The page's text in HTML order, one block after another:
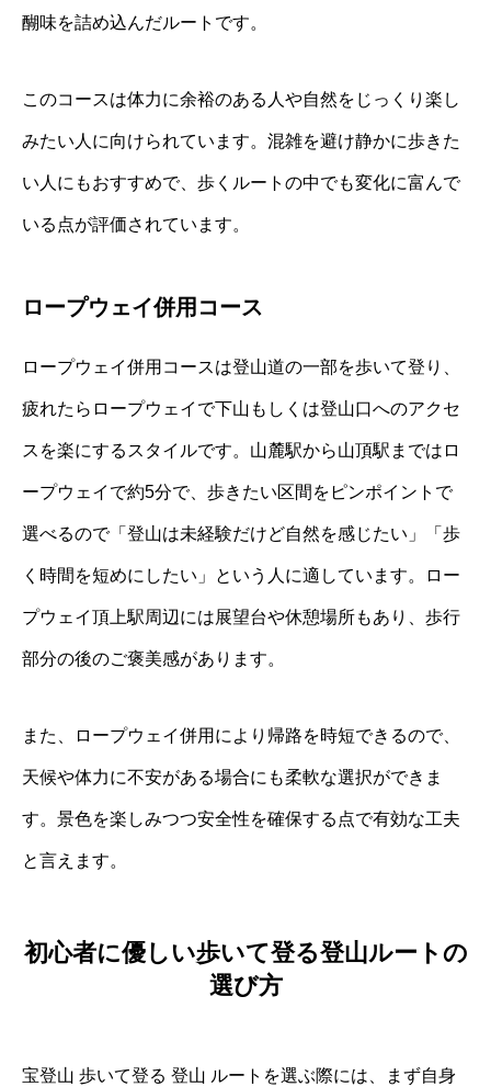
醐味を詰め込んだルートです。
このコースは体力に余裕のある人や自然をじっくり楽し
みたい人に向けられています。混雑を避け静かに歩きた
い人にもおすすめで、歩くルートの中でも変化に富んで
いる点が評価されています。
ロープウェイ併用コース
ロープウェイ併用コースは登山道の一部を歩いて登り、
疲れたらロープウェイで下山もしくは登山口へのアクセ
スを楽にするスタイルです。山麓駅から山頂駅まではロ
ープウェイで約5分で、歩きたい区間をピンポイントで
選べるので「登山は未経験だけど自然を感じたい」「歩
く時間を短めにしたい」という人に適しています。ロー
プウェイ頂上駅周辺には展望台や休憩場所もあり、歩行
部分の後のご褒美感があります。
また、ロープウェイ併用により帰路を時短できるので、
天候や体力に不安がある場合にも柔軟な選択ができま
す。景色を楽しみつつ安全性を確保する点で有効な工夫
と言えます。
初心者に優しい歩いて登る登山ルートの
選び方
宝登山 歩いて登る 登山 ルートを選ぶ際には、まず自身